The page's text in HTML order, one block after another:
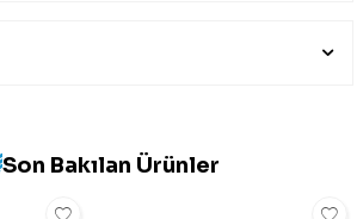
Son Bakılan Ürünler